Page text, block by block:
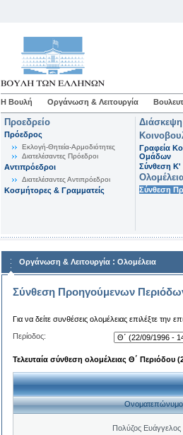
Η Βουλή Οργάνωση & Λειτουργία
Προεδρείο
Πρόεδρος
Εκλογή-Θητεία-Αρμοδιότητες
Διατελέσαντες Πρόεδροι
Αντιπρόεδροι
Διατελέσαντες Αντιπρόεδροι
Κοσμήτορες & Γραμματείς
Γραφεία
Ομάδων
Σύνθεση K'
Σύνθεση
Οργάνωση & Λειτουργία : Ολομέλεια
Σύνθεση Προηγούμενων
Για να δείτε συνθέσεις ολομέλειας επιλέξτε την
Περίοδος:
Τελευταία σύνθεση ολομέλειας Θ΄ Περιόδου
Ονοματεπώνυμο
Πολύζος Ευάγγελος